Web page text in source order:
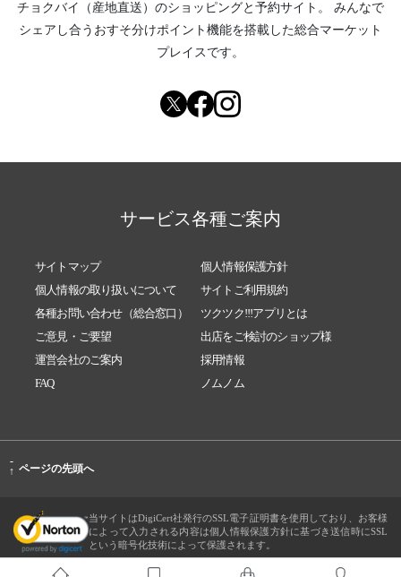
チョクバイ（産地直送） のショッピングと予約サイト。
みんなで
シェアし合う おすそ分けポイント機能を搭載した総合マーケット
プレイスです。
サービス各種ご案内
サイトマップ
個人情報保護方針
個人情報の取り扱いについて
サイトご利用規約
各種お問い合わせ（総合窓口）
ツクツク!!!アプリとは
ご意見・ご要望
出店をご検討のショップ様
運営会社のご案内
採用情報
FAQ
ノムノム
-
↑ ページの先頭へ
当サイトはDigiCert社発行のSSL電子証明書を使用しており、お客様
によって入力される内容は個人情報保護方針に基づき送信時にSSL
という暗号化技術によって保護されます。